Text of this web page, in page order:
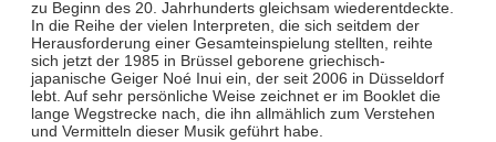
zu Beginn des 20. Jahrhunderts gleichsam wiederentdeckte.
In die Reihe der vielen Interpreten, die sich seitdem der
Herausforderung einer Gesamteinspielung stellten, reihte
sich jetzt der 1985 in Brüssel geborene griechisch-
japanische Geiger Noé Inui ein, der seit 2006 in Düsseldorf
lebt. Auf sehr persönliche Weise zeichnet er im Booklet die
lange Wegstrecke nach, die ihn allmählich zum Verstehen
und Vermitteln dieser Musik geführt habe.